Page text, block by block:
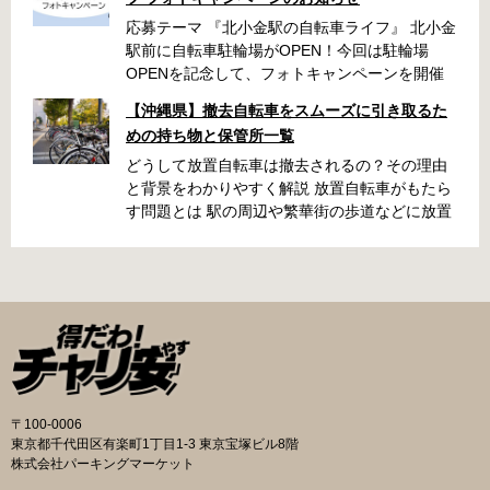
応募テーマ 『北小金駅の自転車ライフ』 北小金
駅前に自転車駐輪場がOPEN！今回は駐輪場
OPENを記念して、フォトキャンペーンを開催
車が写っている写真」を撮影いただき、みなさ
まの北小金駅周辺での思い出を写真とともに共
有できたらと思います。 素敵な写真の投稿をお
待ちしております！ 応募期間 2025年9月22日～
10月31日 ・キャンペーン期間中に何度も投稿可
シュタグ： #北小金駅の自転車ライフ メンシ
ョン ： @niringram 賞品 応募いただいた方
の中から抽選で QUOカードPay500円分×10名
様 投稿のルール・注意事項 ・キャンペーン期間
中に何度も投稿可能です。 ・応募期間内の投稿
は隠す加工をして投稿してください。 ・以下の
写真は選考対象外となります。 公道での違反行
【沖縄県】撤去自転車をスムーズに引き取るた
めの持ち物と保管所一覧
どうして放置自転車は撤去されるの？その理由
と背景をわかりやすく解説 放置自転車がもたら
す問題とは 駅の周辺や繁華街の歩道などに放置
置されることでゴミの投棄や治安の悪化につな
がるケースもあります。こうしたトラブルを未
然に防ぐために、自治体では定期的に撤去作業
が実施されています。 撤去の流れと手続き 自転
車が放置されていると判断された場合、自治体
を求めます。指定された日数を経過しても移動
されないと、保管所に移送されます。おおむね
〒100-0006
東京都千代田区有楽町1丁目1-3 東京宝塚ビル8階
株式会社パーキングマーケット